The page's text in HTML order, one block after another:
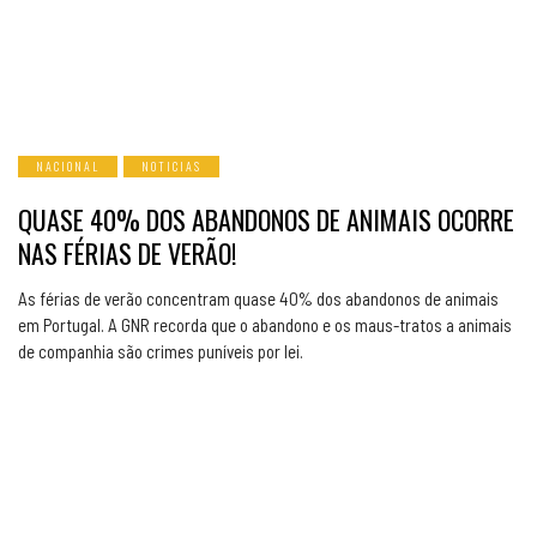
NACIONAL NOTICIAS
QUASE 40% DOS ABANDONOS DE ANIMAIS OCORRE
NAS FÉRIAS DE VERÃO!
As férias de verão concentram quase 40% dos abandonos de animais
em Portugal. A GNR recorda que o abandono e os maus-tratos a animais
de companhia são crimes puníveis por lei.